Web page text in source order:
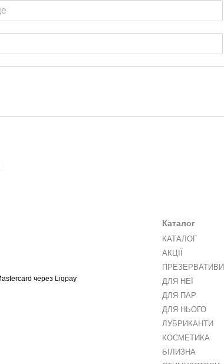
Каталог
КАТАЛОГ
АКЦІЇ
ПРЕЗЕРВАТИВИ
ДЛЯ НЕЇ
ДЛЯ ПАР
ДЛЯ НЬОГО
ЛУБРИКАНТИ
КОСМЕТИКА
БІЛИЗНА